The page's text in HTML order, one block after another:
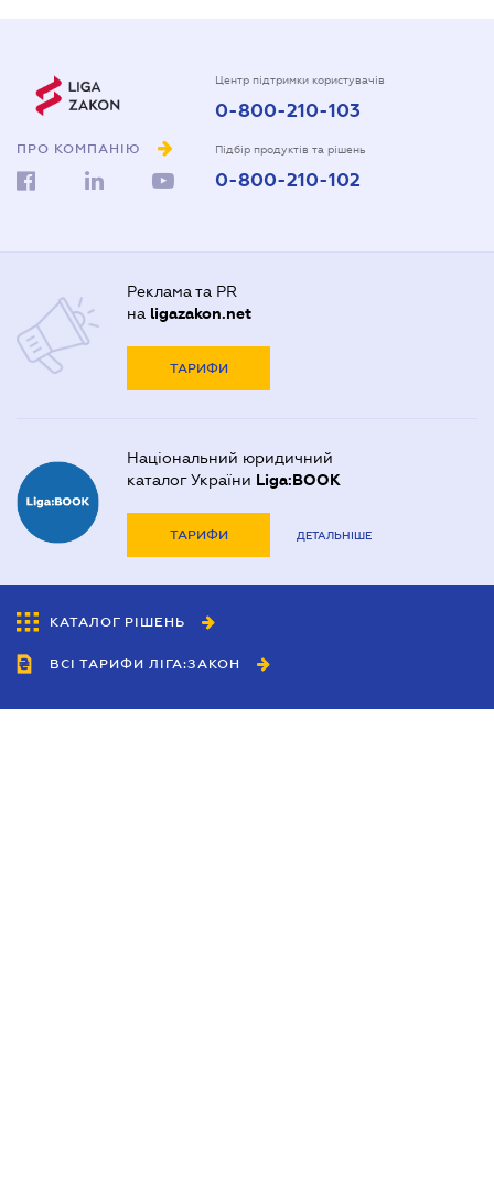
ПРО КОМПАНІЮ
Центр підтримки користувачів
0-800-210-103
Підбір продуктів та рішень
0-800-210-102
Реклама та PR
на ligazakon.net
ТАРИФИ
Національний юридичний
каталог України Liga:BOOK
ТАРИФИ ДЕТАЛЬНІШЕ
КАТАЛОГ РІШЕНЬ
ВСІ ТАРИФИ ЛІГА:ЗАКОН